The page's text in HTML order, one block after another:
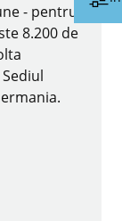
- pentru
8.200 de